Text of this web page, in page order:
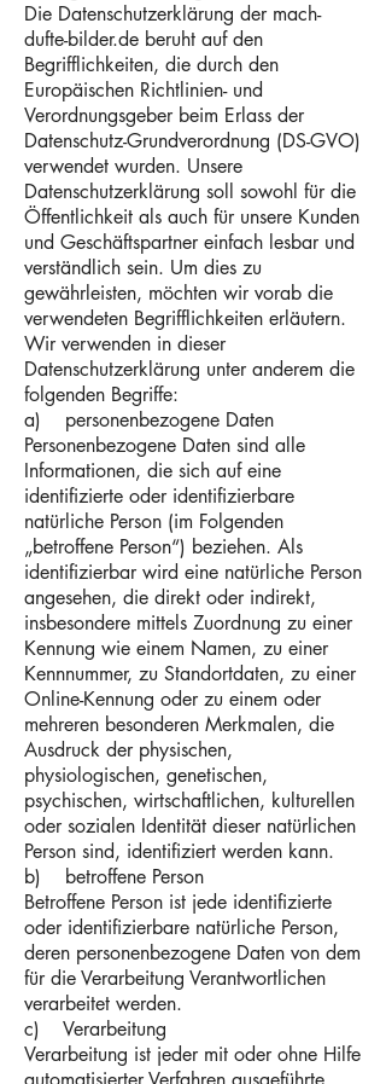
Die Datenschutzerklärung der mach-
dufte-bilder.de beruht auf den
Begrifflichkeiten, die durch den
Europäischen Richtlinien- und
Verordnungsgeber beim Erlass der
Datenschutz-Grundverordnung (DS-GVO)
verwendet wurden. Unsere
Datenschutzerklärung soll sowohl für die
Öffentlichkeit als auch für unsere Kunden
und Geschäftspartner einfach lesbar und
verständlich sein. Um dies zu
gewährleisten, möchten wir vorab die
verwendeten Begrifflichkeiten erläutern.
Wir verwenden in dieser
Datenschutzerklärung unter anderem die
folgenden Begriffe:
a) personenbezogene Daten
Personenbezogene Daten sind alle
Informationen, die sich auf eine
identifizierte oder identifizierbare
natürliche Person (im Folgenden
„betroffene Person“) beziehen. Als
identifizierbar wird eine natürliche Person
angesehen, die direkt oder indirekt,
insbesondere mittels Zuordnung zu einer
Kennung wie einem Namen, zu einer
Kennnummer, zu Standortdaten, zu einer
Online-Kennung oder zu einem oder
mehreren besonderen Merkmalen, die
Ausdruck der physischen,
physiologischen, genetischen,
psychischen, wirtschaftlichen, kulturellen
oder sozialen Identität dieser natürlichen
Person sind, identifiziert werden kann.
b) betroffene Person
Betroffene Person ist jede identifizierte
oder identifizierbare natürliche Person,
deren personenbezogene Daten von dem
für die Verarbeitung Verantwortlichen
verarbeitet werden.
c) Verarbeitung
Verarbeitung ist jeder mit oder ohne Hilfe